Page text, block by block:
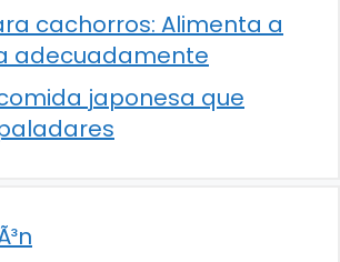
cachorros: Alimenta a
adecuadamente
japonesa que